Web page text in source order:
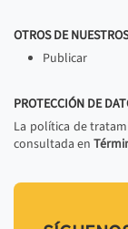
OTROS DE
Publicar
PROTECCIÓN DE
La política de
consultada en